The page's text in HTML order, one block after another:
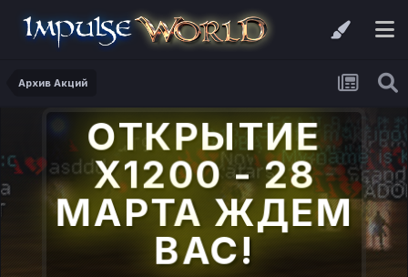
Архив Акций
ОТКРЫТИЕ
X1200 - 28
МАРТА ЖДЕМ
ВАС!